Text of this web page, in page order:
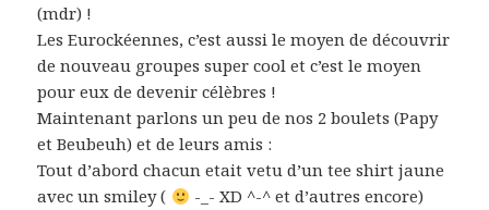
(mdr) !
Les Eurockéennes, c’est aussi le moyen de découvrir
de nouveau groupes super cool et c’est le moyen
pour eux de devenir célèbres !
Maintenant parlons un peu de nos 2 boulets (Papy
et Beubeuh) et de leurs amis :
Tout d’abord chacun etait vetu d’un tee shirt jaune
avec un smiley (
-_- XD ^-^ et d’autres encore)